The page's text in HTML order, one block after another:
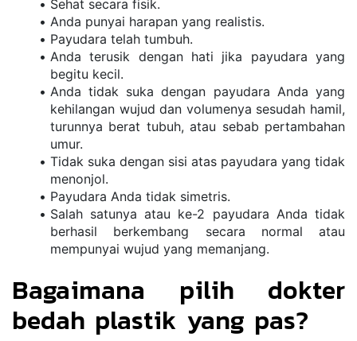
Sehat secara fisik.
Anda punyai harapan yang realistis.
Payudara telah tumbuh.
Anda terusik dengan hati jika payudara yang
begitu kecil.
Anda tidak suka dengan payudara Anda yang
kehilangan wujud dan volumenya sesudah hamil,
turunnya berat tubuh, atau sebab pertambahan
umur.
Tidak suka dengan sisi atas payudara yang tidak
menonjol.
Payudara Anda tidak simetris.
Salah satunya atau ke-2 payudara Anda tidak
berhasil berkembang secara normal atau
mempunyai wujud yang memanjang.
Bagaimana pilih dokter
bedah plastik yang pas?